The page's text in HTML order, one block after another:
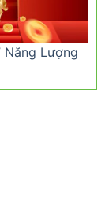
Năng Lượng